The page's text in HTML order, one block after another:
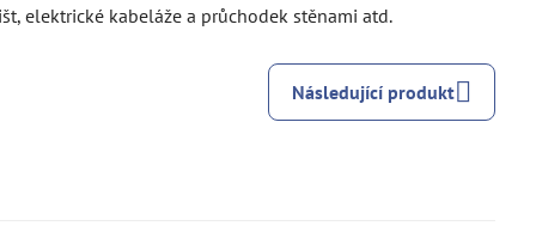
elektrické kabeláže a průchodek stěnami atd.
Následující produkt